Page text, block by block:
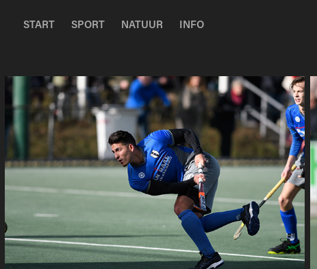
START SPORT NATUUR INFO